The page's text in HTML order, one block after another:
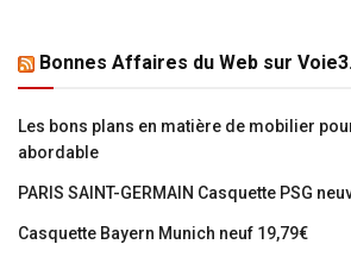
Bonnes Affaires du Web sur
Les bons plans en matière de mobilier
abordable
PARIS SAINT-GERMAIN Casquette PSG
Casquette Bayern Munich neuf 19,79€